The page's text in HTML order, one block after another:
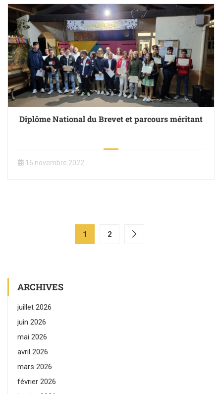
Diplôme National du Brevet et parcours méritant
16 novembre 2022
1 2
ARCHIVES
juillet 2026
juin 2026
mai 2026
avril 2026
mars 2026
février 2026